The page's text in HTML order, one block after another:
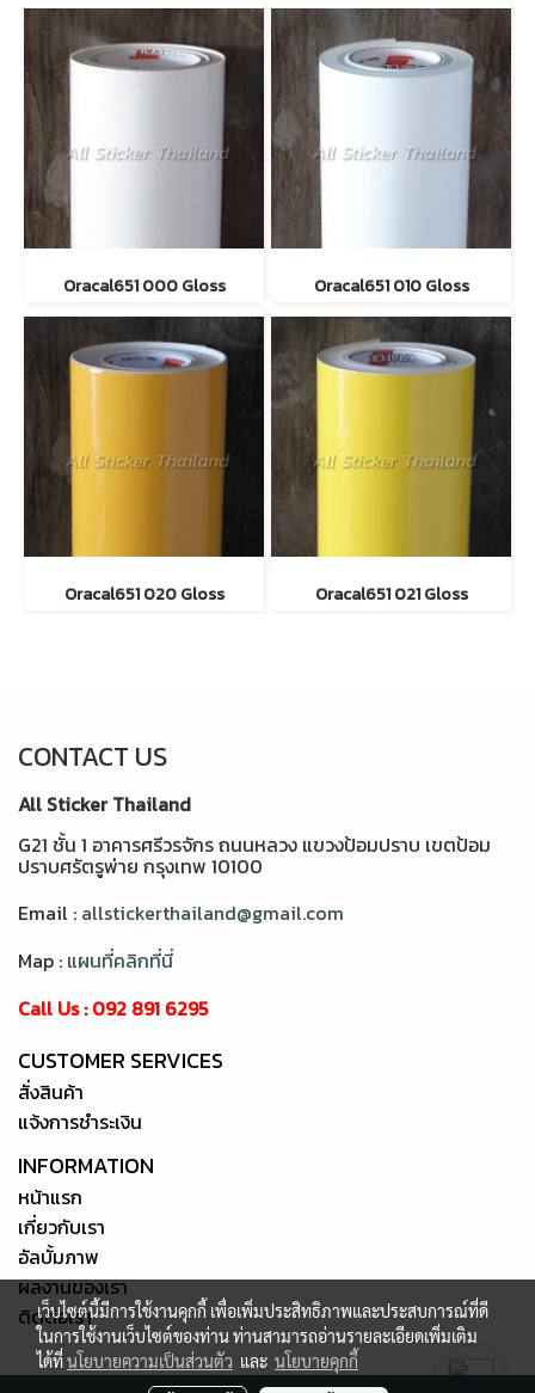
Oracal651 000 Gloss Oracal651 010 Gloss
Oracal651 020 Gloss Oracal651 021 Gloss
CONTACT US
All Sticker Thailand
G21 ชั้น 1 อาคารศรีวรจักร ถนนหลวง แขวงป้อมปราบ เขตป้อม
ปราบศรัตรูพ่าย กรุงเทพ 10100
Email : allstickerthailand@gmail.com
Map : แผนที่คลิกที่นี่
Call Us : 092 891 6295
CUSTOMER SERVICES
สั่งสินค้า
แจ้งการชำระเงิน
INFORMATION
หน้าแรก
เกี่ยวกับเรา
อัลบั้มภาพ
ผลงานของเรา
ติดต่อเรา
เว็บไซต์นี้มีการใช้งานคุกกี้ เพื่อเพิ่มประสิทธิภาพและประสบการณ์ที่ดี
ในการใช้งานเว็บไซต์ของท่าน ท่านสามารถอ่านรายละเอียดเพิ่มเติม
ได้ที่นโยบายความเป็นส่วนตัว และ นโยบายคุกกี้